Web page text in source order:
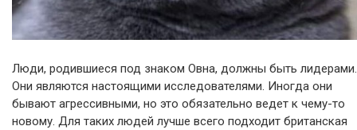
Люди, родившиеся под знаком Овна, должны быть лидерами.
Они являются настоящими исследователями. Иногда они
бывают агрессивными, но это обязательно ведет к чему-то
новому. Для таких людей лучше всего подходит британская